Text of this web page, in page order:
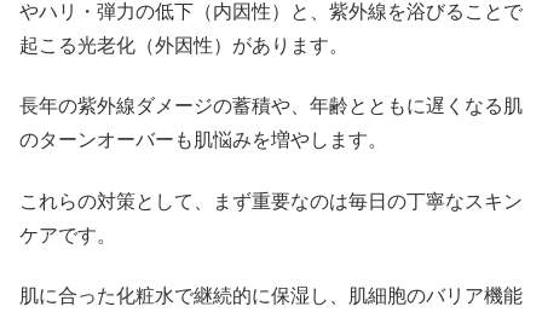
やハリ・弾力の低下（内因性）と、紫外線を浴びることで
起こる光老化（外因性）があります。
長年の紫外線ダメージの蓄積や、年齢とともに遅くなる肌
のターンオーバーも肌悩みを増やします。
これらの対策として、まず重要なのは毎日の丁寧なスキン
ケアです。
肌に合った化粧水で継続的に保湿し、肌細胞のバリア機能